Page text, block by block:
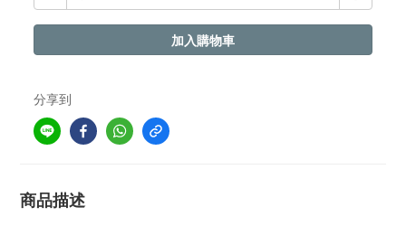
加入購物車
分享到
商品描述